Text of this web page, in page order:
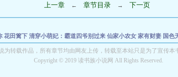
上一章 ← 章节目录 → 下一页
花田篱下 清穿小萌妃：霸道四爷别过来 仙家小农女 家有财妻 国色
女重生之楚楚归来穿书后炮灰女配被反派大佬宠上天穿越奋斗之
为转载作品，所有章节均由网友上传，转载至本站只是为了宣传本
Copyright © 2019 读书族小说网 All Rights Reserved.